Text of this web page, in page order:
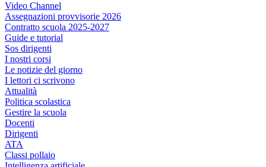
Video Channel
Assegnazioni provvisorie 2026
Contratto scuola 2025-2027
Guide e tutorial
Sos dirigenti
I nostri corsi
Le notizie del giorno
I lettori ci scrivono
Attualità
Politica scolastica
Gestire la scuola
Docenti
Dirigenti
ATA
Classi pollaio